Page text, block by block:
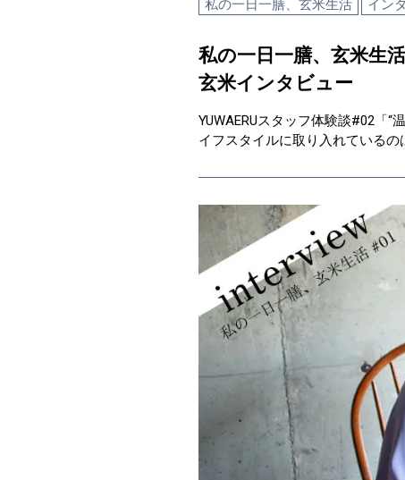
私の一日一膳、玄米生活 イン
私の一日一膳、玄米生
玄米インタビュー
YUWAERUスタッフ体験談#02「
イフスタイルに取り入れているの